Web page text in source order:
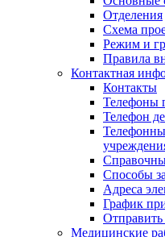
Отделения
Схема
Режим и
Правила
Контактная
Контакты
Телефоны
Телефон
Способы
Адреса
График
Медицинские